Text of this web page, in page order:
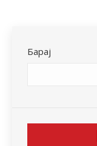
Барај